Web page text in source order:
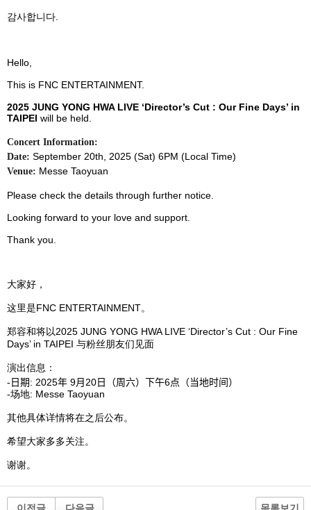
감사합니다.
Hello,
This is FNC ENTERTAINMENT.
2025 JUNG YONG HWA LIVE ‘Director’s Cut : Our Fine Days’ in
TAIPEI will be held.
Concert Information:
Date: September 20th, 2025 (Sat) 6PM (Local Time)
Venue: Messe Taoyuan
Please check the details through further notice.
Looking forward to your love and support.
Thank you.
大家好，
这里是FNC ENTERTAINMENT。
郑容和将以2025 JUNG YONG HWA LIVE ‘Director’s Cut : Our Fine
Days’ in TAIPEI 与粉丝朋友们见面
演出信息：
- 日期: 2025年 9月20日（周六）下午6点（当地时间）
-场地: Messe Taoyuan
其他具体详情将在之后公布。
希望大家多多关注。
谢谢。